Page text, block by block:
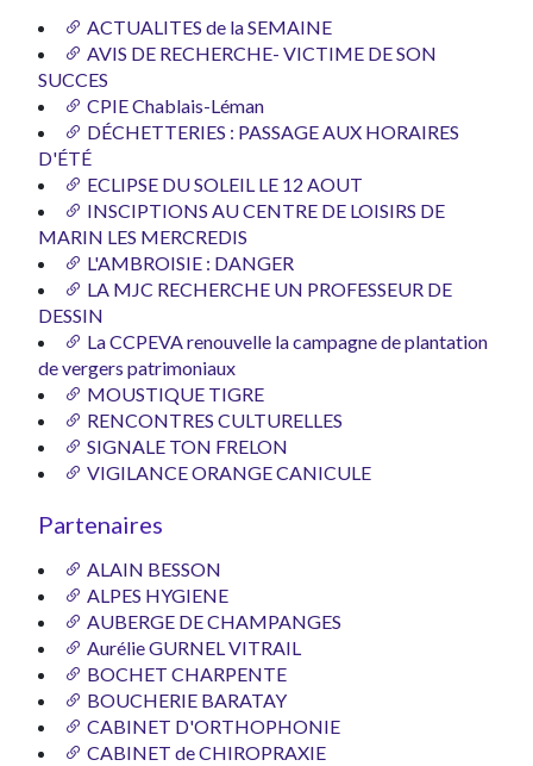
ACTUALITES de la SEMAINE
AVIS DE RECHERCHE- VICTIME DE SON
SUCCES
CPIE Chablais-Léman
DÉCHETTERIES : PASSAGE AUX HORAIRES
D'ÉTÉ
ECLIPSE DU SOLEIL LE 12 AOUT
INSCIPTIONS AU CENTRE DE LOISIRS DE
MARIN LES MERCREDIS
L'AMBROISIE : DANGER
LA MJC RECHERCHE UN PROFESSEUR DE
DESSIN
La CCPEVA renouvelle la campagne de plantation
de vergers patrimoniaux
MOUSTIQUE TIGRE
RENCONTRES CULTURELLES
SIGNALE TON FRELON
VIGILANCE ORANGE CANICULE
Partenaires
ALAIN BESSON
ALPES HYGIENE
AUBERGE DE CHAMPANGES
Aurélie GURNEL VITRAIL
BOCHET CHARPENTE
BOUCHERIE BARATAY
CABINET D'ORTHOPHONIE
CABINET de CHIROPRAXIE